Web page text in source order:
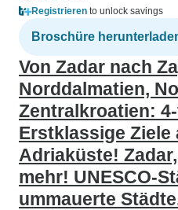
Registrieren to unlock savings
Broschüre
Von Zadar nach
Norddalmatien,
Zentralkroatien:
Erstklassige Ziele
Adriaküste!
mehr! UNESCO-
ummauerte